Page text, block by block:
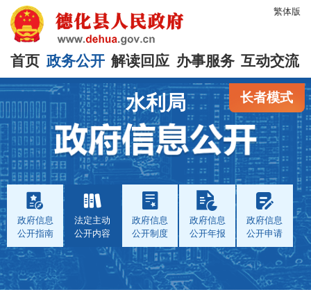
繁体版
首页 政务公开 解读回应 办事服务 互动交流
长者模式
水利局
政府信息
公开指南
法定主动
公开内容
政府信息
公开制度
政府信息
公开年报
政府信息
公开申请